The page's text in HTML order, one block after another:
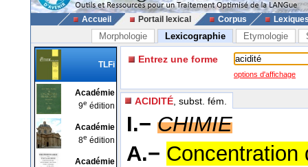
Accueil Portail lexical Corpus
Morphologie Lexicographie Etymologie
TLFi
Académie
9e édition
Académie
8e édition
Académie
Entrez une forme
options d'affichage
ACIDITÉ , subst. fém.
I.− CHIMIE
A.− Concentration